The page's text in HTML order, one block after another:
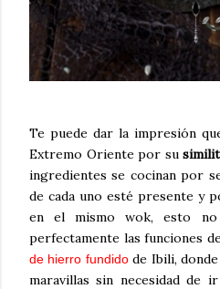
Te puede dar la impresión
Extremo Oriente por su
ingredientes se cocinan por
de cada uno esté presente y
en el mismo wok, esto
perfectamente las funciones
de hierro fundidode Ibili,
maravillas sin necesidad de